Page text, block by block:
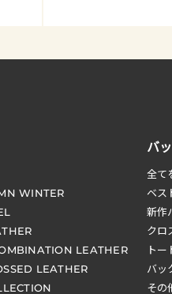
WINTER
LEATHER
LEATHER
バ
全て
ベス
新作
クロ
ト
バッ
その